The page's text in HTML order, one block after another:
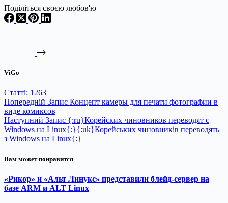
Поділіться своєю любов'ю
ViGo
Статті: 1263
Попередній Запис Концепт камеры для печати фотографии в
виде комиксов
Наступний Запис {:ru}Корейских чиновников переводят с
Windows на Linux{:}{:uk}Корейських чиновників переводять
з Windows на Linux{:}
Вам может понравится
«Рикор» и «Альт Линукс» представили блейд-сервер на
базе ARM и ALT Linux